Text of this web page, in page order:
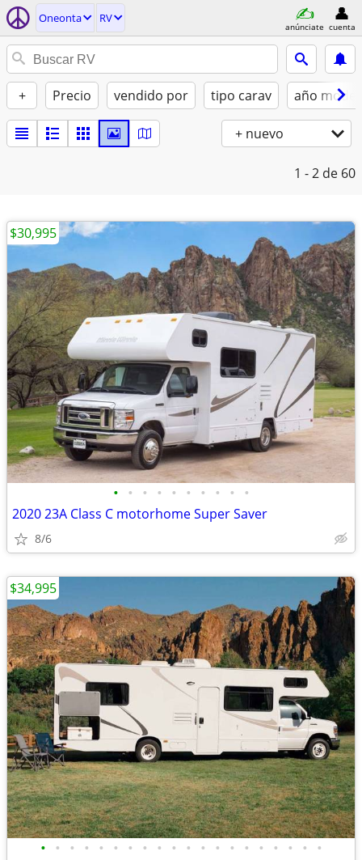
Oneonta RV
anúnciate cuenta
+ Precio vendido por tipo carav año
+ nuevo
1 - 2 de 60
• • • • • • • • • •
2020 23A Class C motorhome Super Saver
8/6
$30,995
• • • • • • • • • • • • • • • • • • • •
$34,995